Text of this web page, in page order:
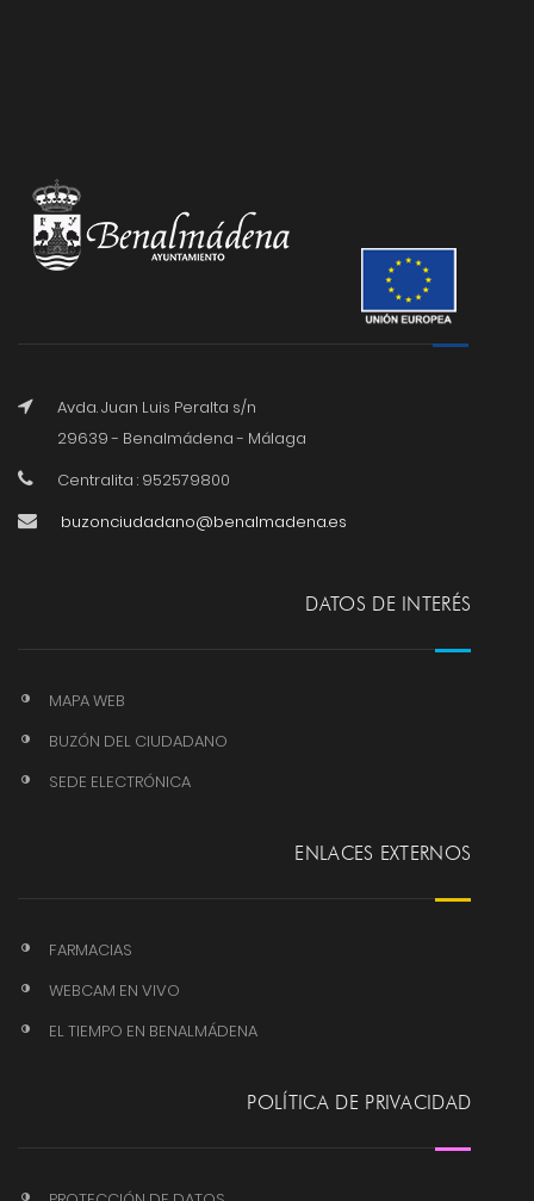
Avda. Juan Luis Peralta s/n
29639 - Benalmádena - Málaga
Centralita : 952579800
buzonciudadano@benalmadena.es
DATOS DE INTERÉS
MAPA WEB
BUZÓN DEL CIUDADANO
SEDE ELECTRÓNICA
ENLACES EXTERNOS
FARMACIAS
WEBCAM EN VIVO
EL TIEMPO EN BENALMÁDENA
POLÍTICA DE PRIVACIDAD